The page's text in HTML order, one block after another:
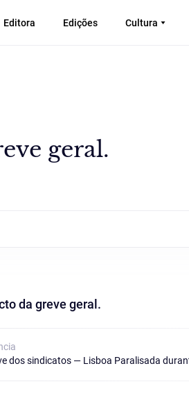
Editora Edições Cultura
geral.
da greve geral.
dos sindicatos — Lisboa Paralisada